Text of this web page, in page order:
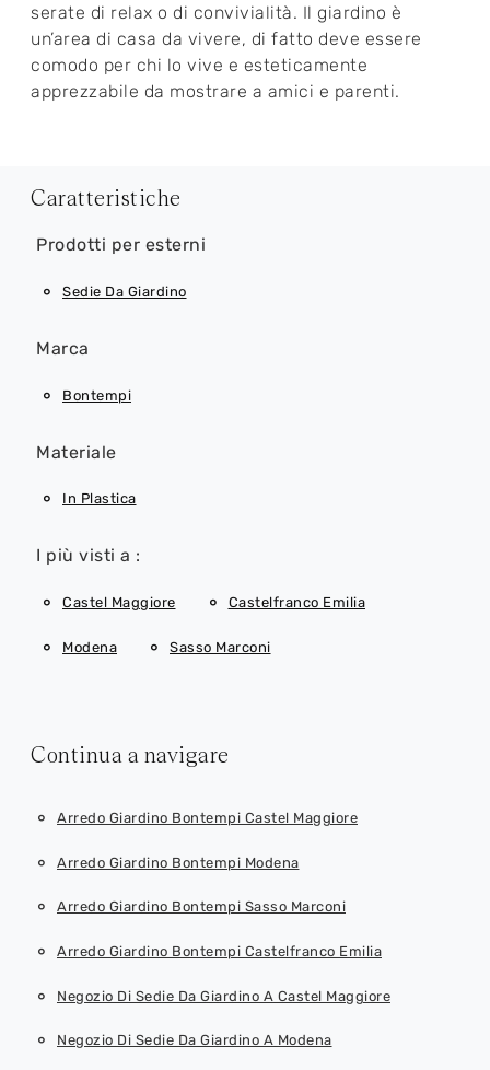
serate di relax o di convivialità. Il giardino è
un’area di casa da vivere, di fatto deve essere
comodo per chi lo vive e esteticamente
apprezzabile da mostrare a amici e parenti.
Caratteristiche
Prodotti per esterni
Sedie Da Giardino
Marca
Bontempi
Materiale
In Plastica
I più visti a :
Castel Maggiore Castelfranco Emilia
Modena Sasso Marconi
Continua a navigare
Arredo Giardino Bontempi Castel Maggiore
Arredo Giardino Bontempi Modena
Arredo Giardino Bontempi Sasso Marconi
Arredo Giardino Bontempi Castelfranco Emilia
Negozio Di Sedie Da Giardino A Castel Maggiore
Negozio Di Sedie Da Giardino A Modena